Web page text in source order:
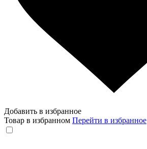
Добавить в избранное
Товар в избранном Перейти в избранное